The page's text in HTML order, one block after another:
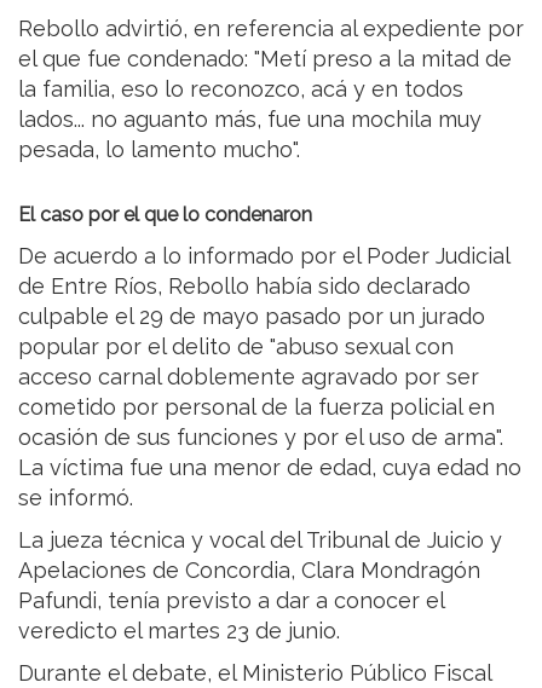
Rebollo advirtió, en referencia al expediente por
el que fue condenado: "Metí preso a la mitad de
la familia, eso lo reconozco, acá y en todos
lados... no aguanto más, fue una mochila muy
pesada, lo lamento mucho".
El caso por el que lo condenaron
De acuerdo a lo informado por el Poder Judicial
de Entre Ríos, Rebollo había sido declarado
culpable el 29 de mayo pasado por un jurado
popular por el delito de "abuso sexual con
acceso carnal doblemente agravado por ser
cometido por personal de la fuerza policial en
ocasión de sus funciones y por el uso de arma".
La víctima fue una menor de edad, cuya edad no
se informó.
La jueza técnica y vocal del Tribunal de Juicio y
Apelaciones de Concordia, Clara Mondragón
Pafundi, tenía previsto a dar a conocer el
veredicto el martes 23 de junio.
Durante el debate, el Ministerio Público Fiscal